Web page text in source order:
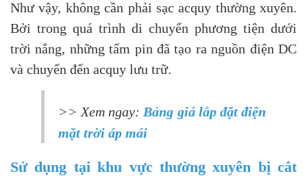
Như vậy, không cần phải sạc acquy thường xuyên.
Bởi trong quá trình di chuyển phương tiện dưới
trời nắng, những tấm pin đã tạo ra nguồn điện DC
và chuyển đến acquy lưu trữ.
>> Xem ngay: Bảng giá lắp đặt điện
mặt trời áp mái
Sử dụng tại khu vực thường xuyên bị cắt